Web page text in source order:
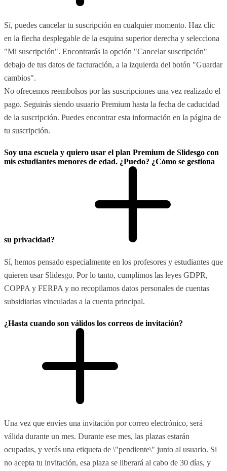
Sí, puedes cancelar tu suscripción en cualquier momento. Haz clic
en la flecha desplegable de la esquina superior derecha y selecciona
"Mi suscripción". Encontrarás la opción "Cancelar suscripción"
debajo de tus datos de facturación, a la izquierda del botón "Guardar
cambios".
No ofrecemos reembolsos por las suscripciones una vez realizado el
pago. Seguirás siendo usuario Premium hasta la fecha de caducidad
de la suscripción. Puedes encontrar esta información en la página de
tu suscripción.
Soy una escuela y quiero usar el plan Premium de Slidesgo con
mis estudiantes menores de edad. ¿Puedo? ¿Cómo se gestiona
su privacidad?
Sí, hemos pensado especialmente en los profesores y estudiantes que
quieren usar Slidesgo. Por lo tanto, cumplimos las leyes GDPR,
COPPA y FERPA y no recopilamos datos personales de cuentas
subsidiarias vinculadas a la cuenta principal.
¿Hasta cuando son válidos los correos de invitación?
Una vez que envíes una invitación por correo electrónico, será
válida durante un mes. Durante ese mes, las plazas estarán
ocupadas, y verás una etiqueta de \"pendiente\" junto al usuario. Si
no acepta tu invitación, esa plaza se liberará al cabo de 30 días, y